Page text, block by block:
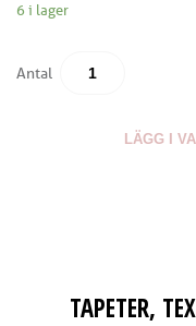
6 i lager
Antal
LÄGG I
TAPETER,